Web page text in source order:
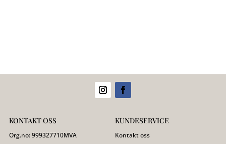
KONTAKT OSS
Org.no:999327710MVA
KUNDESERVICE
Kontakt oss